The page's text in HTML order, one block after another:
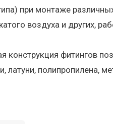
при монтаже
воздуха и других,
конструкция фитингов
латуни, полипропилена,